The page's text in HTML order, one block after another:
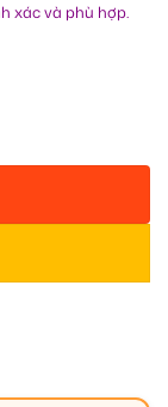
xác và phù hợp.